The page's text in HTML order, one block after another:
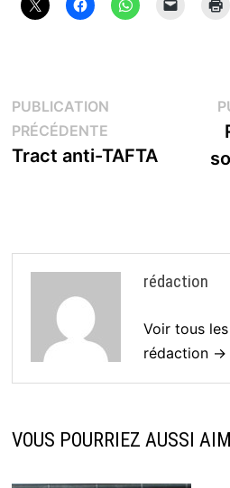
Navigation
de
PUBLICATION
PRÉCÉDENTEPublication
précédente :
Tract anti-TAFTA
rédaction
Voir tous
rédaction →
VOUS POURRIEZ AUSSI